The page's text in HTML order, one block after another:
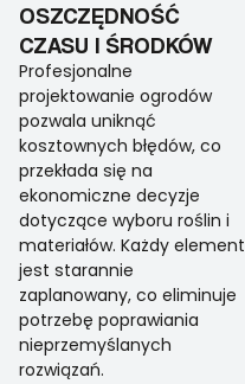
OSZCZĘDNOŚĆ
CZASU I ŚRODKÓW
Profesjonalne
projektowanie ogrodów
pozwala uniknąć
kosztownych błędów, co
przekłada się na
ekonomiczne decyzje
dotyczące wyboru roślin i
materiałów. Każdy element
jest starannie
zaplanowany, co eliminuje
potrzebę poprawiania
nieprzemyślanych
rozwiązań.